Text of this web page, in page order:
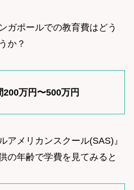
ガポールでの教育費はどう
か？
万円〜500万円
アメリカンスクール(SAS)』
の年齢で学費を見てみると